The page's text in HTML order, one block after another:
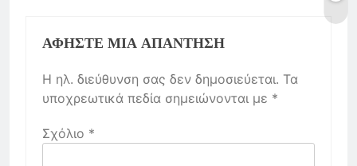
ΑΦΉΣΤΕ ΜΙΑ ΑΠΆΝΤΗΣΗ
Η ηλ. διεύθυνση σας δεν δημοσιεύεται. Τα
υποχρεωτικά πεδία σημειώνονται με *
Σχόλιο *